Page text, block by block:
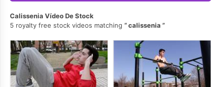
Calissenia Vídeo De Stock
5 royalty free stock videos matching
calissenia